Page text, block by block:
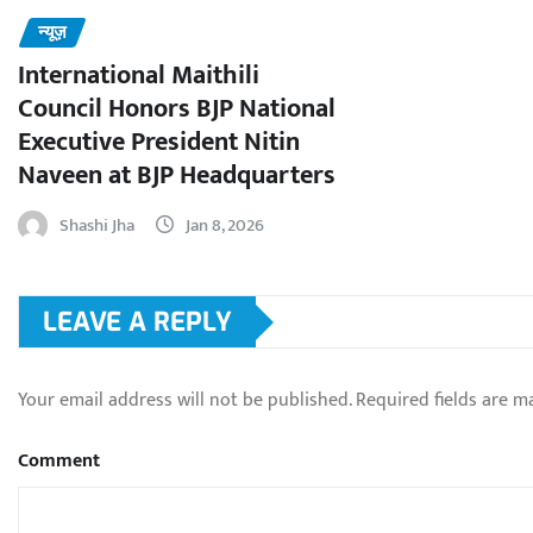
न्यूज़
International Maithili
Council Honors BJP National
Executive President Nitin
Naveen at BJP Headquarters
Shashi Jha Jan 8, 2026
LEAVE A REPLY
Your email address will not be published.Required fields are
Comment